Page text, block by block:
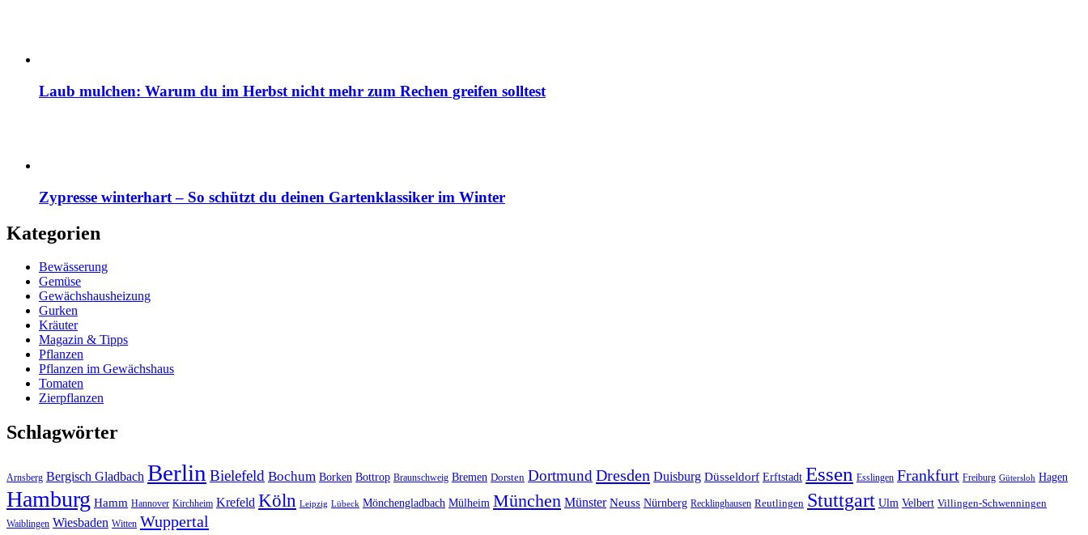
Laub mulchen: Warum du im Herbst nicht mehr zum Rechen greifen solltest
Zypresse winterhart – So schützt du deinen Gartenklassiker im Winter
Kategorien
Bewässerung
Gemüse
Gewächshausheizung
Gurken
Kräuter
Magazin & Tipps
Pflanzen
Pflanzen im Gewächshaus
Tomaten
Zierpflanzen
Schlagwörter
Arnsberg Bergisch Gladbach Berlin Bielefeld Bochum Borken Bottrop Braunschweig Bremen Dorsten DortmundDresden Duisburg Düsseldorf Erftstadt Essen Esslingen Frankfurt Freiburg Gütersloh Hagen
Hamburg Hamm Hannover Kirchheim Krefeld Köln Leipzig Lübeck Mönchengladbach Mülheim München Münster Neuss Nürnberg Recklinghausen Reutlingen Stuttgart Ulm Velbert Villingen-Schwenningen
Waiblingen Wiesbaden Witten Wuppertal